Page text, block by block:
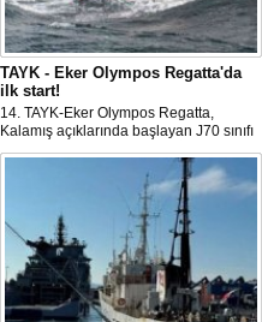
TAYK - Eker Olympos Regatta'da
ilk start!
14. TAYK-Eker Olympos Regatta,
Kalamış açıklarında başlayan J70 sınıfı
yarışlarıyla ilk startını verdi. İstanbul'u 10
gün boyunca yelken coşkusuyla
buluşturacak organizasyonun ilk
gününde 9 tekne rüzgârla buluştu.